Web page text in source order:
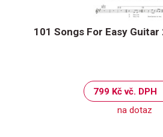
101 Songs For Easy
799 Kč vč. DPH
na dotaz